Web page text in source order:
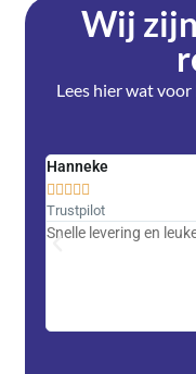
Wij
Lees hier wat
Hanneke
    
Trustpilot
Snelle levering en